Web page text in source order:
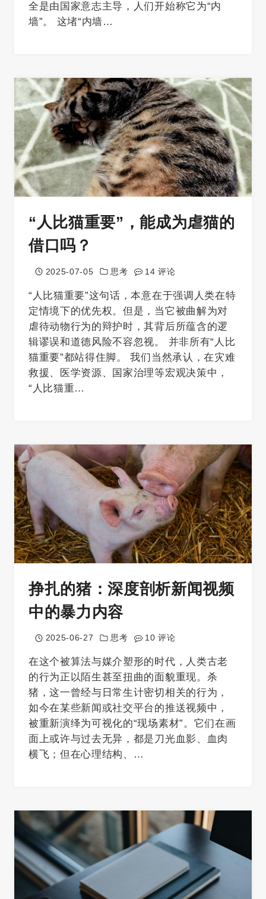
全是由国家意志主导，人们开始称它为“内
墙”。 这堵“内墙…
“人比猫重要”，能成为虐猫的
借口吗？
2025-07-05 思考 14 评论
“人比猫重要”这句话，本意在于强调人类在特
定情境下的优先权。但是，当它被曲解为对
虐待动物行为的辩护时，其背后所蕴含的逻
辑谬误和道德风险不容忽视。 并非所有“人比
猫重要”都站得住脚。 我们当然承认，在灾难
救援、医学资源、国家治理等宏观决策中，
“人比猫重…
挣扎的猪：深度剖析新闻视频
中的暴力内容
2025-06-27 思考 10 评论
在这个被算法与媒介塑形的时代，人类古老
的行为正以陌生甚至扭曲的面貌重现。杀
猪，这一曾经与日常生计密切相关的行为，
如今在某些新闻或社交平台的推送视频中，
被重新演绎为可视化的“现场素材”。它们在画
面上或许与过去无异，都是刀光血影、血肉
横飞；但在心理结构、…